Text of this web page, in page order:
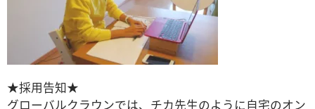
★採用告知★
グローバルクラウンでは、チカ先生のように自宅のオン